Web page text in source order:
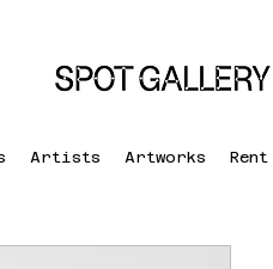
Artists Artworks Rent